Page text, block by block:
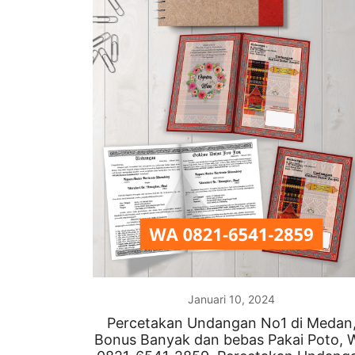
Januari 10, 2024
Percetakan Undangan No1 di
Bonus Banyak dan bebas Pakai Poto,